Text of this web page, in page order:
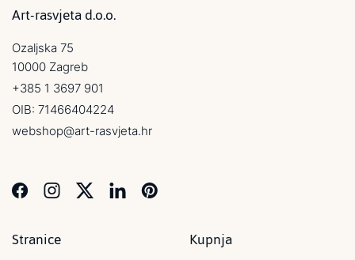
Art-rasvjeta d.o.o.
Ozaljska 75
10000 Zagreb
+385 1 3697 901
OIB: 71466404224
webshop@art-rasvjeta.hr
Stranice Kupnja